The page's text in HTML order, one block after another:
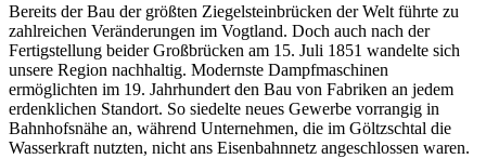
Bereits der Bau der größten Ziegelsteinbrücken der Welt führte zu
zahlreichen Veränderungen im Vogtland. Doch auch nach der
Fertigstellung beider Großbrücken am 15. Juli 1851 wandelte sich
unsere Region nachhaltig. Modernste Dampfmaschinen
ermöglichten im 19. Jahrhundert den Bau von Fabriken an jedem
erdenklichen Standort. So siedelte neues Gewerbe vorrangig in
Bahnhofsnähe an, während Unternehmen, die im Göltzschtal die
Wasserkraft nutzten, nicht ans Eisenbahnnetz angeschlossen waren.